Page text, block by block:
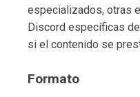
especializados, otras
Discord específicas
si el contenido se
Formato